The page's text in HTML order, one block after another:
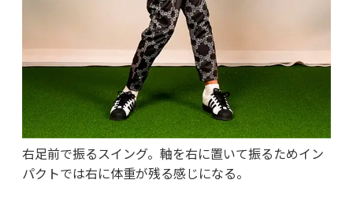
右足前で振るスイング。軸を右に置いて振るためイン
パクトでは右に体重が残る感じになる。